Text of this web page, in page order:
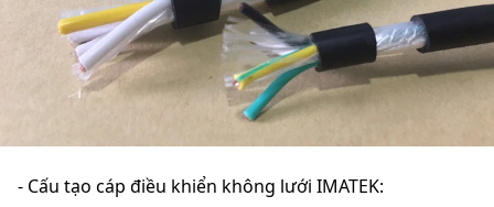
- Cấu tạo cáp điều khiển không lưới IMATEK: